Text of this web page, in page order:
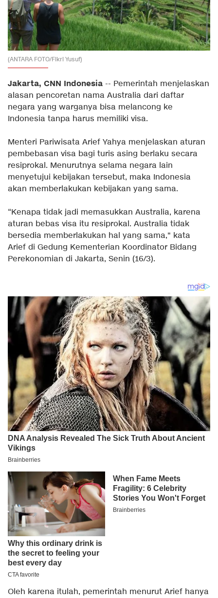
(ANTARA FOTO/Fikri Yusuf)
Jakarta, CNN Indonesia -- Pemerintah menjelaskan
alasan pencoretan nama Australia dari daftar
negara yang warganya bisa melancong ke
Indonesia tanpa harus memiliki visa.
Menteri Pariwisata Arief Yahya menjelaskan aturan
pembebasan visa bagi turis asing berlaku secara
resiprokal. Menurutnya selama negara lain
menyetujui kebijakan tersebut, maka Indonesia
akan memberlakukan kebijakan yang sama.
“Kenapa tidak jadi memasukkan Australia, karena
aturan bebas visa itu resiprokal. Australia tidak
bersedia memberlakukan hal yang sama," kata
Arief di Gedung Kementerian Koordinator Bidang
Perekonomian di Jakarta, Senin (16/3).
Oleh karena itulah, pemerintah menurut Arief hanya